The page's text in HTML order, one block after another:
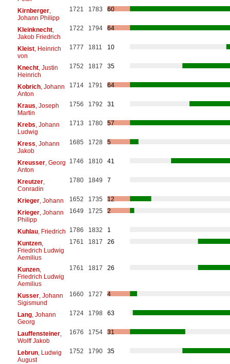
Kirnberger,
Johann Philipp
1721 1783 60
Kleinknecht,
Jakob Friedrich
1722 1794 64
Kleist, Heinrich
von
1777 1811 10
Knecht, Justin
Heinrich
1752 1817 35
Kobrich, Johann
Anton
1714 1791 64
Kraus , Joseph
Martin
1756 1792 31
Krebs , Johann
Ludwig
1713 1780 57
Kress , Johann
Jakob
1685 1728 5
Kreusser, Georg
Anton
1746 1810 41
Kreutzer,
Conradin
1780 1849 7
Krieger, Johann 1652 1735
12
Krieger, Johann
Philipp
1649 1725 2
Kuhlau, Friedrich 1786 1832
1
Kuntzen,
Friedrich Ludwig
Aemilius
1761 1817 26
Kunzen,
Friedrich Ludwig
Aemilius
1761 1817 26
Kusser, Johann
Sigismund
1660 1727 4
Lang, Johann
Georg
1724 1798 63
Lauffensteiner,
Wolff Jakob
1676 1754 31
Lebrun, Ludwig
August
1752 1790 35